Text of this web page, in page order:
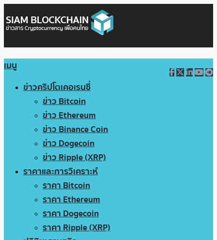
เมนู
ข่าวคริปโตเคอเรนซี่
ข่าว Bitcoin
ข่าว Ethereum
ข่าว Binance Coin
ข่าว Dogecoin
ข่าว Ripple (XRP)
ราคาและการวิเคราะห์
ราคา Bitcoin
ราคา Ethereum
ราคา Dogecoin
ราคา Ripple (XRP)